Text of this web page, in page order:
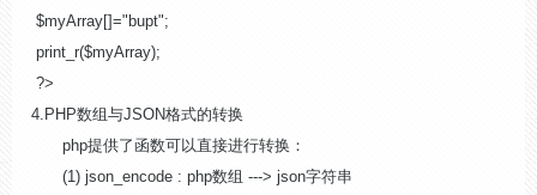
$myArray[]="bupt";
print_r($myArray);
?>
4.PHP数组与JSON格式的转换
php提供了函数可以直接进行转换：
(1) json_encode : php数组 ---> json字符串